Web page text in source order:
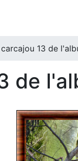
13 de
de